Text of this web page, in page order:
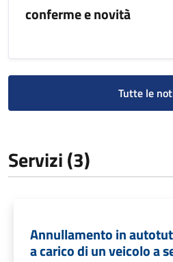
conferme e novità
Tutte le
Servizi (3)
Annullamento in
a carico di un veicolo a